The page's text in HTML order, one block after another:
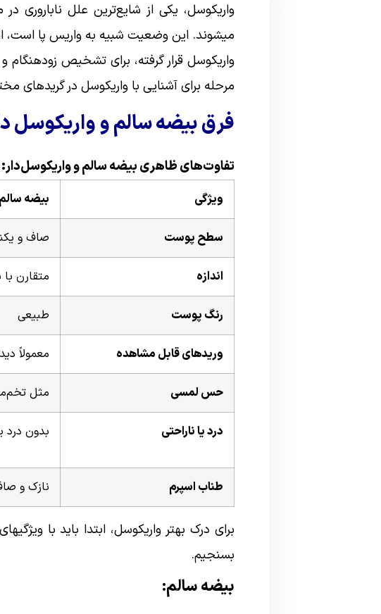
واریکوسل، یکی از شایع‌ترین علل
میشوند. این وضعیت شبیه به واریس پا است،
واریکوسل قرار گرفته، برای تشخیص
مرحله برای آشنایی با واریکوسل در گریدهای
فرق بیضه سالم و واریکوسل
تفاوت‌های ظاهری بیضه سالم و واریکوسل‌دار:
ویژگی بیضه سالم
سطح پوست صاف و
اندازه متقارن
رنگ پوست طبیعی
وریدهای قابل مشاهده معمولاً
حس لمسی مثل
درد یا ناراحتی بدون درد
طناب اسپرم نازک و
برای درک بهتر واریکوسل، ابتدا باید با
بسنجیم.
بیضه سالم: